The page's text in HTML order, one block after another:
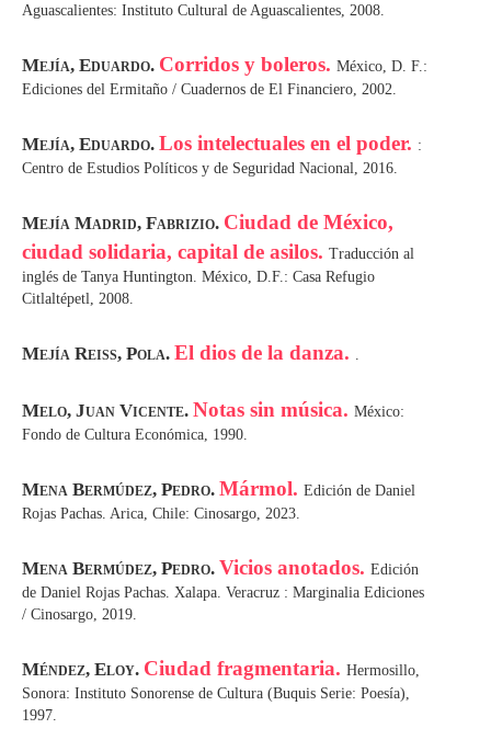
Aguascalientes: Instituto Cultural de Aguascalientes, 2008.
Mejía, Eduardo. Corridos y boleros. México, D. F.:
Ediciones del Ermitaño / Cuadernos de El Financiero, 2002.
Mejía, Eduardo. Los intelectuales en el poder. :
Centro de Estudios Políticos y de Seguridad Nacional, 2016.
Mejía Madrid, Fabrizio. Ciudad de México,
ciudad solidaria, capital de asilos. Traducción al
inglés de Tanya Huntington. México, D.F.: Casa Refugio
Citlaltépetl, 2008.
Mejía Reiss, Pola. El dios de la danza.
Melo, Juan Vicente. Notas sin música. México:
Fondo de Cultura Económica, 1990.
Mena Bermúdez, Pedro. Mármol. Edición de Daniel
Rojas Pachas. Arica, Chile: Cinosargo, 2023.
Mena Bermúdez, Pedro. Vicios anotados. Edición
de Daniel Rojas Pachas. Xalapa. Veracruz : Marginalia Ediciones
/ Cinosargo, 2019.
Méndez, Eloy. Ciudad fragmentaria. Hermosillo,
Sonora: Instituto Sonorense de Cultura (Buquis Serie: Poesía),
1997.